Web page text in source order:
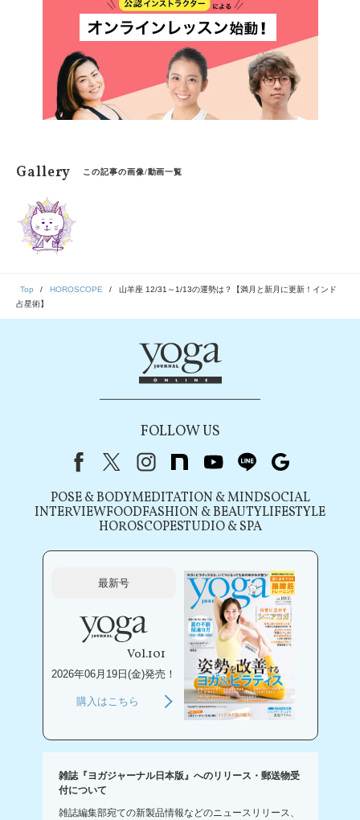
ー・ヨギーニに向けて、自分の心と向き合うこと、そし
て自分を知ってくことを、ヨガと占いという２つのツー
ルを活用して伝えているIKUMIさんにお話を伺いまし
た。
Gallery この記事の画像/動画一覧
Top HOROSCOPE
山羊座 12/31～1/13の運勢は？【満月と新月に更新！インド
占星術】
FOLLOW US
FacebookX（旧Twitter）
instagram
note youtubeline
POSE & BODYMEDITATION & MINDSOCIAL
INTERVIEWFOODFASHION & BEAUTYLIFESTYLE
HOROSCOPESTUDIO & SPA
最新号
Vol.101
2026年06月19日(金)発売！
購入はこちら
雑誌『ヨガジャーナル日本版』へのリリース・郵送物受
付について
雑誌編集部宛ての新製品情報などのニュースリリース、